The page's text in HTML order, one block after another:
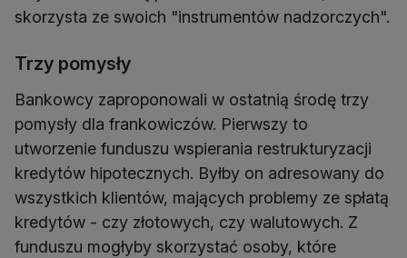
skorzysta ze swoich "instrumentów nadzorczych".
Trzy pomysły
Bankowcy zaproponowali w ostatnią środę trzy
pomysły dla frankowiczów. Pierwszy to
utworzenie funduszu wspierania restrukturyzacji
kredytów hipotecznych. Byłby on adresowany do
wszystkich klientów, mających problemy ze spłatą
kredytów - czy złotowych, czy walutowych. Z
funduszu mogłyby skorzystać osoby, które